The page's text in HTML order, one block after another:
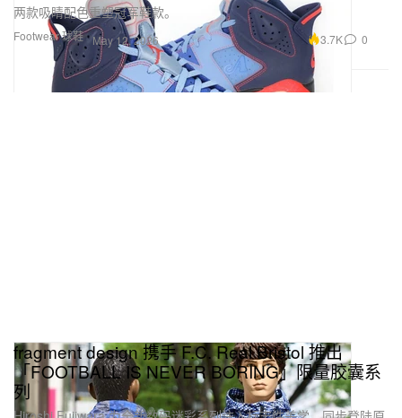
Footwear 球鞋
两款吸睛配色重塑冠军鞋款。
May 12, 2026 3.7K 0
fragment design 携手 F.C. Real Bristol 推出
「FOOTBALL IS NEVER BORING」限量胶囊系
列